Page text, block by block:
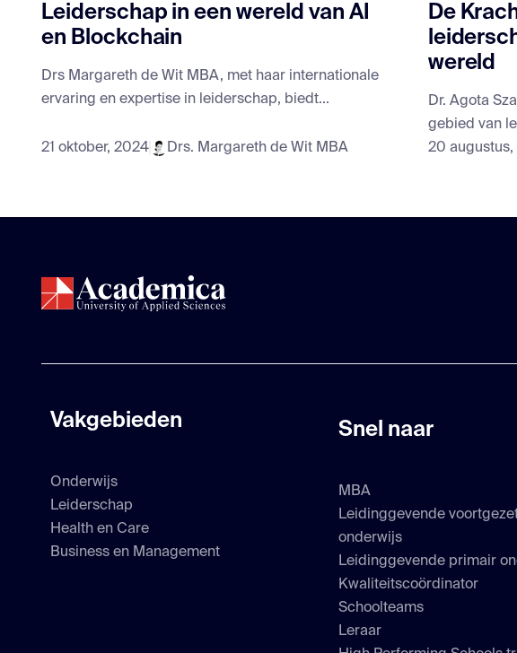
Leiderschap in een wereld van AI
en Blockchain
Drs Margareth de Wit MBA, met haar internationale
ervaring en expertise in leiderschap, biedt...
21 oktober, 2024 Drs. Margareth de Wit MBA
De
wereld
Dr. Agota
gebied van
20
Vakgebieden
Onderwijs
Leiderschap
Health en Care
Business en Management
Snel naar
MBA
Leidinggevende
onderwijs
Leidinggevende primair
Kwaliteitscoördinator
Schoolteams
Leraar